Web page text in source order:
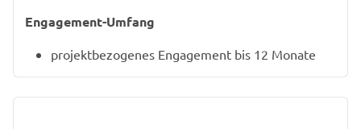
Engagement-Umfang
projektbezogenes Engagement bis 12 Monate